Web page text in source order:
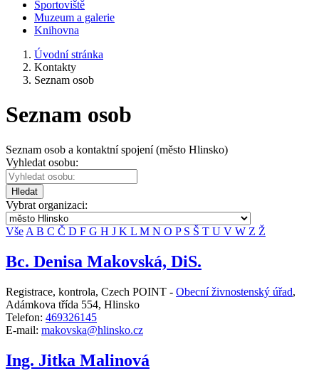
Sportoviště
Muzeum a galerie
Knihovna
Úvodní stránka
Kontakty
Seznam osob
Seznam osob
Seznam osob a kontaktní spojení (město Hlinsko)
Vyhledat osobu:
Hledat
Vybrat organizaci:
Vše A B C Č D F G H J K L M N O P S Š T U V W Z Ž
Bc. Denisa Makovská, DiS.
Registrace, kontrola, Czech POINT - Obecní živnostenský úřad,
Adámkova třída 554, Hlinsko
Telefon: 469326145
E-mail: makovska@hlinsko.cz
Ing. Jitka Malinová